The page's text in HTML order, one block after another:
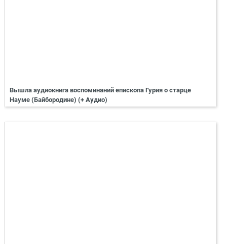
Вышла аудиокнига воспоминаний епископа Гурия о старце
Науме (Байбородине) (+ Аудио)